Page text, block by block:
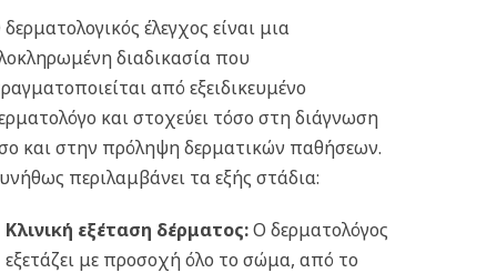
έλεγχος είναι μια
διαδικασία που
από εξειδικευμένο
και στοχεύει τόσο στη διάγνωση
και στην πρόληψη δερματικών παθήσεων.
περιλαμβάνει τα εξής στάδια:
Κλινική εξέταση δέρματος:Ο δερματολόγος
εξετάζει με προσοχή όλο το σώμα, από το